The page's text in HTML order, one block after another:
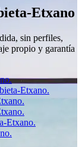
Etxano
sin perfiles,
propio y garantía
Etxano.
Etxano.